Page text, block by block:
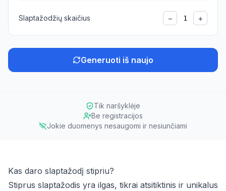
Slaptažodžių skaičius − 1 +
Generuoti iš naujo
Tik naršyklėje
Be registracijos
Jokie duomenys nesaugomi ir nesiunčiami
Kas daro slaptažodį stipriu?
Stiprus slaptažodis yra ilgas, tikrai atsitiktinis ir unikalus